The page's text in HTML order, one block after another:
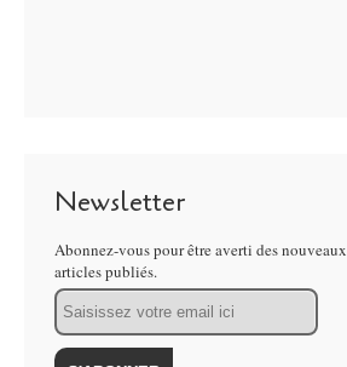
Newsletter
Abonnez-vous pour être averti des nouveaux
articles publiés.
Email